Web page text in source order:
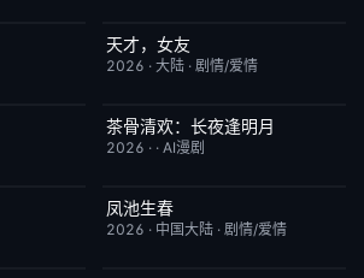
更新至第16集
天才，女友
2026 · 大陆 · 剧情/爱情
完结
茶骨清欢：长夜逢明月
2026 · · AI漫剧
已完结
凤池生春
2026 · 中国大陆 · 剧情/爱情